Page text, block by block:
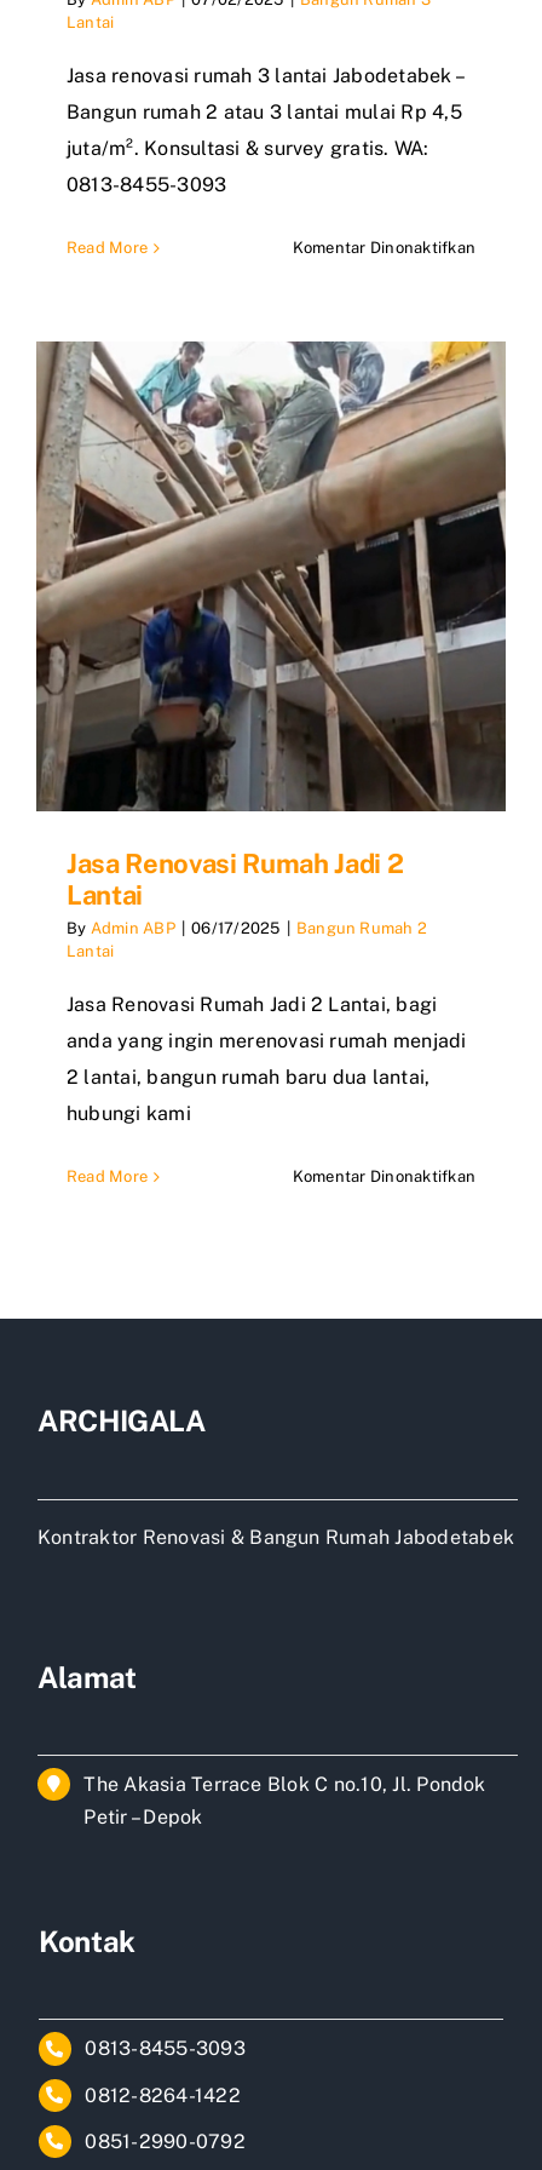
Lantai
Jasa renovasi rumah 3 lantai Jabodetabek –
Bangun rumah 2 atau 3 lantai mulai Rp 4,5
juta/m². Konsultasi & survey gratis. WA:
0813-8455-3093
Read More Komentar Dinonaktifkan
3
Lantai
Jasa Renovasi Rumah Jadi 2
Lantai
By Admin ABP 06/17/2025
Bangun Rumah 2
Lantai
Jasa Renovasi Rumah Jadi 2 Lantai, bagi
anda yang ingin merenovasi rumah menjadi
2 lantai, bangun rumah baru dua lantai,
hubungi kami
Read More Komentar Dinonaktifkan
2
ARCHIGALA
Kontraktor Renovasi & Bangun Rumah Jabodetabek
Alamat
The Akasia Terrace Blok C no.10, Jl. Pondok
Petir – Depok
Kontak
0813-8455-3093
0812-8264-1422
0851-2990-0792